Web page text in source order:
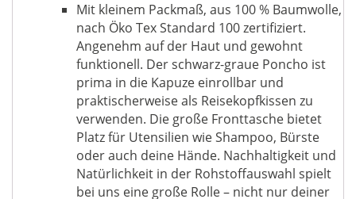
Mit kleinem Packmaß, aus 100 % Baumwolle,
nach Öko Tex Standard 100 zertifiziert.
Angenehm auf der Haut und gewohnt
funktionell. Der schwarz-graue Poncho ist
prima in die Kapuze einrollbar und
praktischerweise als Reisekopfkissen zu
verwenden. Die große Fronttasche bietet
Platz für Utensilien wie Shampoo, Bürste
oder auch deine Hände. Nachhaltigkeit und
Natürlichkeit in der Rohstoffauswahl spielt
bei uns eine große Rolle – nicht nur deiner